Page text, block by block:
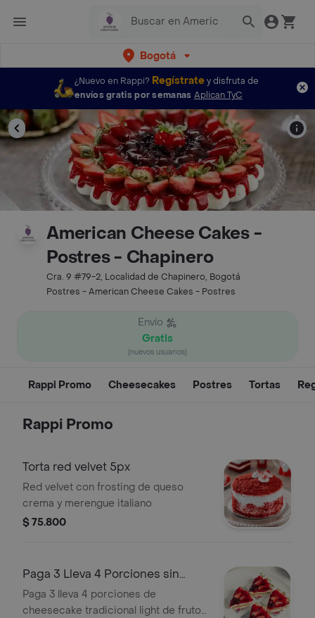
Bogotá
¿Nuevo en Rappi? Regístratey disfruta de
envíos gratis por semanas Aplican TyC
American Cheese Cakes -
Postres - Chapinero
Cra. 9 #79-2, Localidad de Chapinero, Bogotá
Postres - American Cheese Cakes - Postres
Envío
Gratis
(nuevos usuarios)
Rappi Promo Cheesecakes Postres Tortas
Rappi Promo
Torta red velvet 5px
Red velvet con frosting de queso
crema y merengue italiano
$ 75.800
Paga 3 Lleva 4 Porciones sin
azucar
Paga 3 lleva 4 porciones de
cheesecake tradicional light de frutos